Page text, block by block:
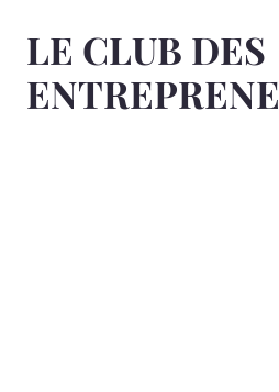
LE CLUB DES